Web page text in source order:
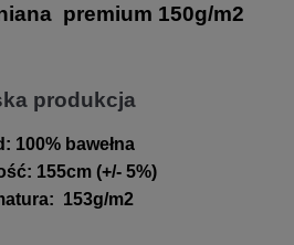
premium 150g/m2
produkcja
100% bawełna
: 155cm (+/- 5%)
: 153g/m2